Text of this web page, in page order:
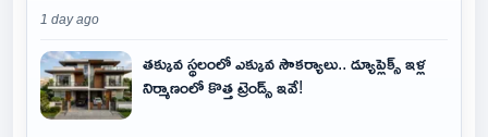
1 day ago
తక్కువ స్థలంలో ఎక్కువ సౌకర్యాలు.. డ్యూప్లెక్స్ ఇళ్ల
నిర్మాణంలో కొత్త ట్రెండ్స్ ఇవే!